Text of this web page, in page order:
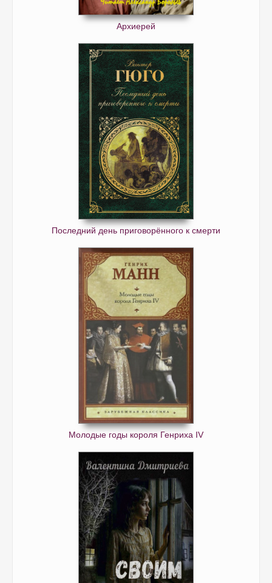
Архиерей
Последний день приговорённого к смерти
Молодые годы короля Генриха IV